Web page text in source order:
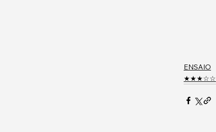
ENSAIO
★★★☆☆